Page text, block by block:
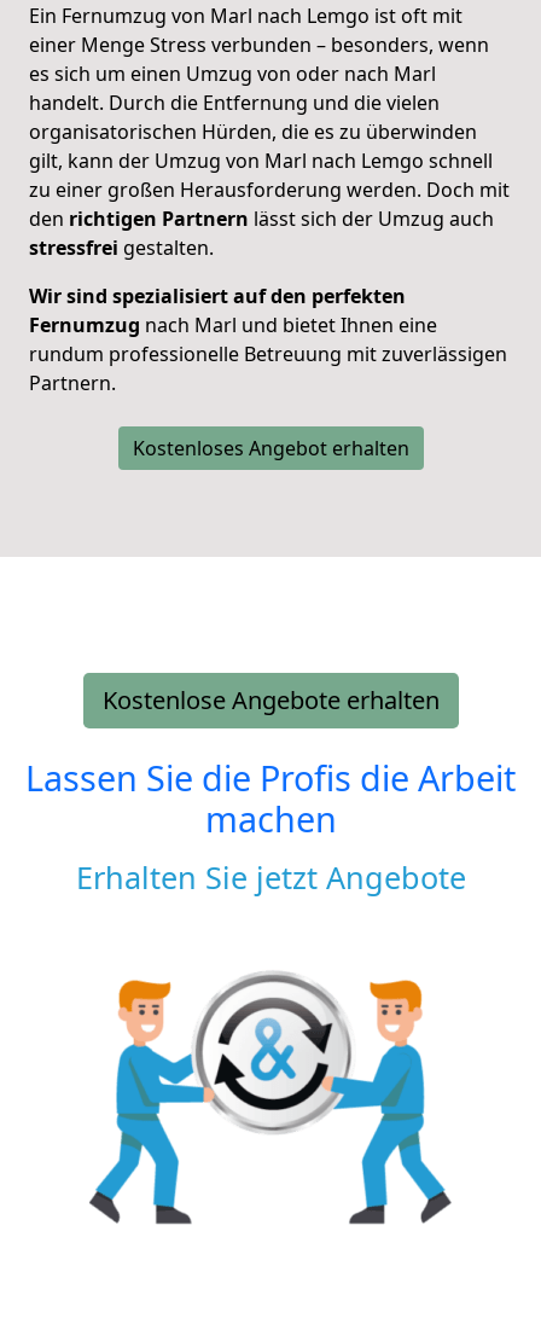
Ein Fernumzug von Marl nach Lemgo ist oft mit
einer Menge Stress verbunden – besonders, wenn
es sich um einen Umzug von oder nach Marl
handelt. Durch die Entfernung und die vielen
organisatorischen Hürden, die es zu überwinden
gilt, kann der Umzug von Marl nach Lemgo schnell
zu einer großen Herausforderung werden. Doch mit
den richtigen Partnern lässt sich der Umzug auch
stressfrei gestalten.
Wir sind spezialisiert auf den perfekten
Fernumzug nach Marl und bietet Ihnen eine
rundum professionelle Betreuung mit zuverlässigen
Partnern.
Kostenloses Angebot erhalten
Kostenlose Angebote erhalten
Lassen Sie die Profis die Arbeit
machen
Erhalten Sie jetzt Angebote